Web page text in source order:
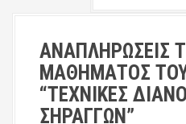
ΑΝΑΠΛΗΡΩΣΕΙΣ
ΜΑΘΗΜΑΤΟΣ
“ΤΕΧΝΙΚΕΣ
ΣΗΡΑΓΓΩΝ”